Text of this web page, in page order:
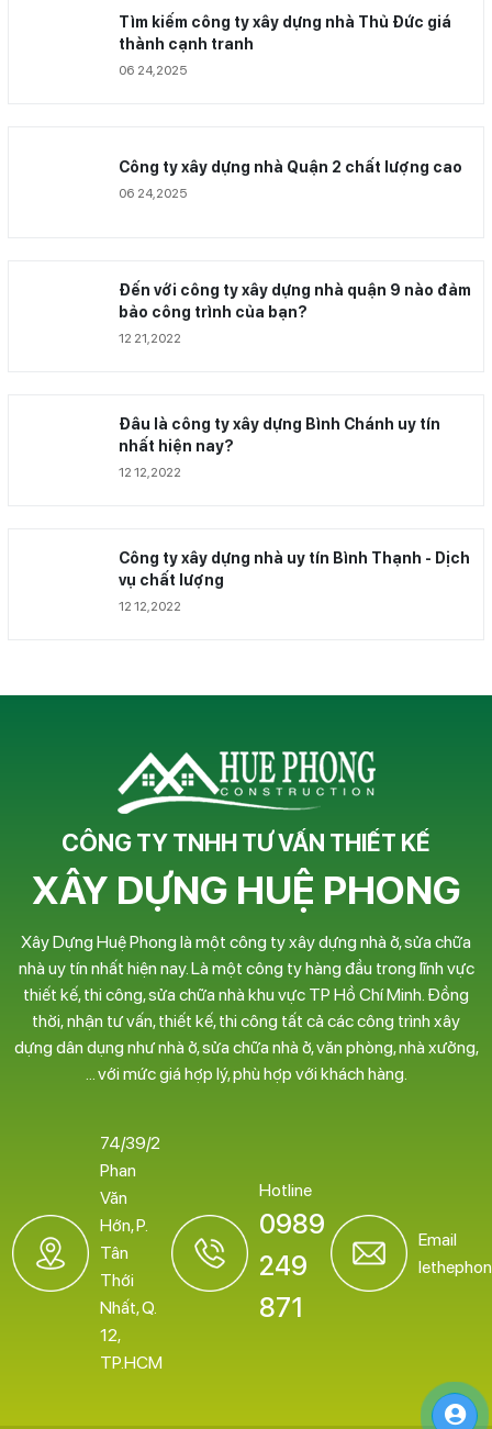
Tìm kiếm công ty xây dựng nhà Thủ Đức giá
thành cạnh tranh
06 24,2025
Công ty xây dựng nhà Quận 2 chất lượng cao
06 24,2025
Đến với công ty xây dựng nhà quận 9 nào đảm
bảo công trình của bạn?
12 21,2022
Đâu là công ty xây dựng Bình Chánh uy tín
nhất hiện nay?
12 12,2022
Công ty xây dựng nhà uy tín Bình Thạnh - Dịch
vụ chất lượng
12 12,2022
CÔNG TY TNHH TƯ VẤN THIẾT KẾ
XÂY DỰNG HUỆ PHONG
Xây Dựng Huệ Phong là một công ty xây dựng nhà ở, sửa chữa
nhà uy tín nhất hiện nay. Là một công ty hàng đầu trong lĩnh vực
thiết kế, thi công, sửa chữa nhà khu vực TP Hồ Chí Minh. Đồng
thời, nhận tư vấn, thiết kế, thi công tất cả các công trình xây
dựng dân dụng như nhà ở, sửa chữa nhà ở, văn phòng, nhà xưởng,
… với mức giá hợp lý, phù hợp với khách hàng.
74/39/2
Phan
Văn
Hớn, P.
Tân
Thới
Nhất, Q.
12,
TP.HCM
Hotline
0989
249
871
Email